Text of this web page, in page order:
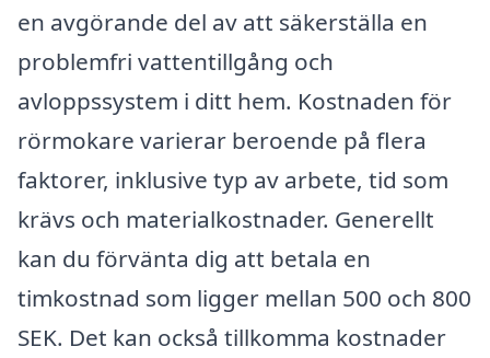
en avgörande del av att säkerställa en
problemfri vattentillgång och
avloppssystem i ditt hem. Kostnaden för
rörmokare varierar beroende på flera
faktorer, inklusive typ av arbete, tid som
krävs och materialkostnader. Generellt
kan du förvänta dig att betala en
timkostnad som ligger mellan 500 och 800
SEK. Det kan också tillkomma kostnader